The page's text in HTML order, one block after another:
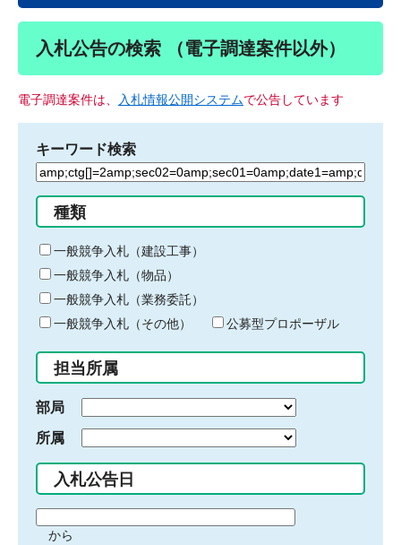
入札公告の検索 （電子調達案件以外）
電子調達案件は、 入札情報公開システムで公告しています
キーワード検索
検
る
キ
ー
ワ
ー
ド
入
力
種類
一般競争入札（建設工事）
一般競争入札（物品）
一般競争入札（業務委託）
一般競争入札（その他）
公募型プロポーザル
担当所属
部局
所属
入札公告日
間から